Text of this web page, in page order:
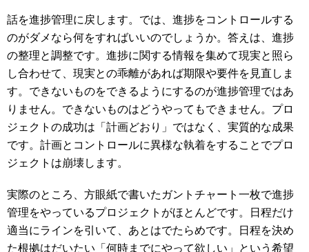
話を進捗管理に戻します。では、進捗をコントロールする
のがダメなら何をすればいいのでしょうか。答えは、進捗
の整理と調整です。進捗に関する情報を集めて現実と照ら
し合わせて、現実との乖離があれば期限や要件を見直しま
す。できないものをできるようにするのが進捗管理ではあ
りません。できないものはどうやってもできません。プロ
ジェクトの成功は「計画どおり」ではなく、実質的な成果
です。計画とコントロールに異様な執着をすることでプロ
ジェクトは崩壊します。
実際のところ、方眼紙で書いたガントチャート一枚で進捗
管理をやっているプロジェクトがほとんどです。日程だけ
適当にラインを引いて、あとはでたらめです。日程を決め
た根拠はだいたい「何時までにやって欲しい」という希望